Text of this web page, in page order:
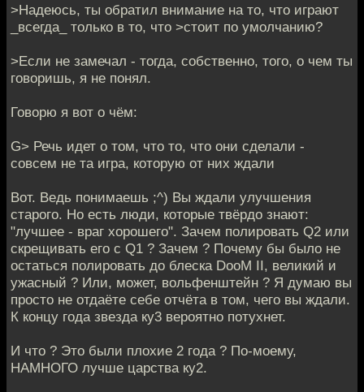
>Надеюсь, ты обратил внимание на то, что играют
_всегда_ только в то, что >стоит по умолчанию?
>Если не замечал - тогда, собственно, того, о чем ты
говоришь, я не понял.
Говорю я вот о чём:
G> Речь идет о том, что то, что они сделали -
совсем не та игра, которую от них ждали
Вот. Ведь понимаешь ;^) Вы ждали улучшения
старого. Но есть люди, которые твёрдо знают:
"лучшее - враг хорошего". Зачем полировать Q2 или
скрещивать его c Q1 ? Зачем ? Почему бы было не
остаться полировать до блеска DooM II, великий и
ужасный ? Или, может, вольфенштейн ? Я думаю вы
просто не отдаёте себе отчёта в том, чего вы ждали.
К концу года звезда ку3 вероятно потухнет.
И что ? Это были плохие 2 года ? По-моему,
НАМНОГО лучше царства ку2.